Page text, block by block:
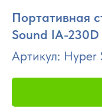
Портативная
Sound IA-230D
Артикул: Hyper